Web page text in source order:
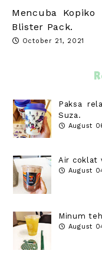
Mencuba
Blister Pack.
October 21, 2021
Paksa
Suza.
August
Air coklat
August
Minum
August